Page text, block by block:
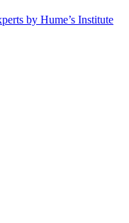
by Hume’s Institute